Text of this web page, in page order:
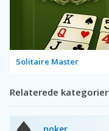
Solitaire Master
Relaterede kategorier